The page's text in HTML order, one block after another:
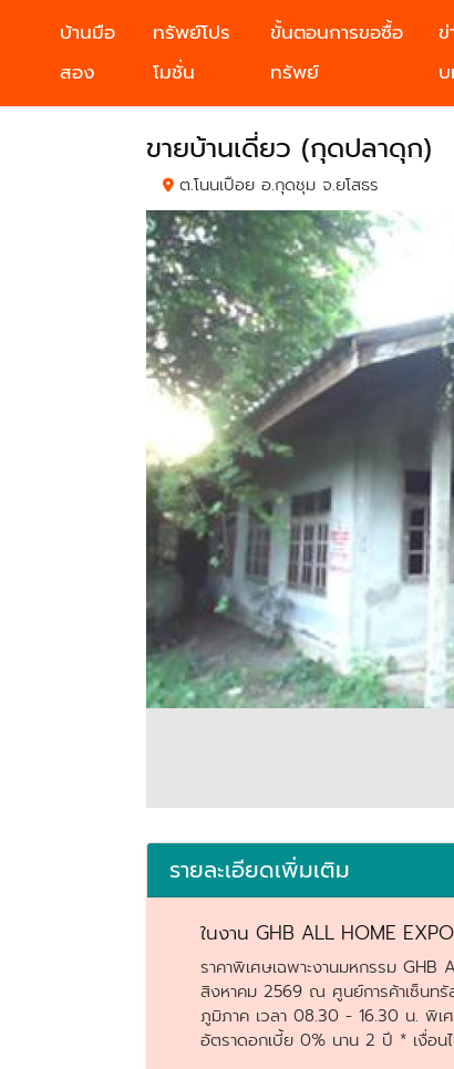
บ้านมือ
สอง
ทรัพย์โปร
โมชั่น
ขั้นตอนการขอซื้อ
ทรัพย์
ขายบ้านเดี่ยว (กุดปลาดุก)
ต.โนนเปือย อ.กุดชุม จ.ยโสธร
รายละเอียดเพิ่มเติม
ในงาน GHB ALL HOME
ราคาพิเศษเฉพาะงานมหกรรม
สิงหาคม 2569 ณ ศูนย์การค้าเซ็นท
ภูมิภาค เวลา 08.30 - 16.30 น. พิเ
อัตราดอกเบี้ย 0% นาน 2 ปี * เงื่อนไ